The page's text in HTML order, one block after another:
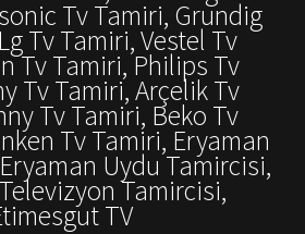
Tv Tamiri, Grundig
Tv Tamiri, Vestel Tv
Tv Tamiri, Philips Tv
Tv Tamiri, Arçelik Tv
Tv Tamiri, Beko Tv
Tv Tamiri, Eryaman
Uydu Tamircisi,
Tamircisi,
TV